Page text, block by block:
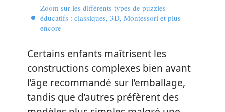
Zoom sur les différents types de puzzles
éducatifs : classiques, 3D, Montessori et plus
encore
Certains enfants maîtrisent les
constructions complexes bien avant
l’âge recommandé sur l’emballage,
tandis que d’autres préfèrent des